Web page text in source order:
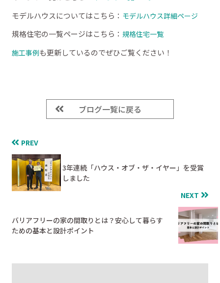
モデルハウスについてはこちら： モデルハウス詳細ページ
規格住宅の一覧ページはこちら： 規格住宅一覧
施工事例も更新しているのでぜひご覧ください！
ブログ一覧に戻る
PREV
3年連続「ハウス・オブ・ザ・イヤー」を受賞
しました
NEXT
バリアフリーの家の間取りとは？安心して暮らす
ための基本と設計ポイント